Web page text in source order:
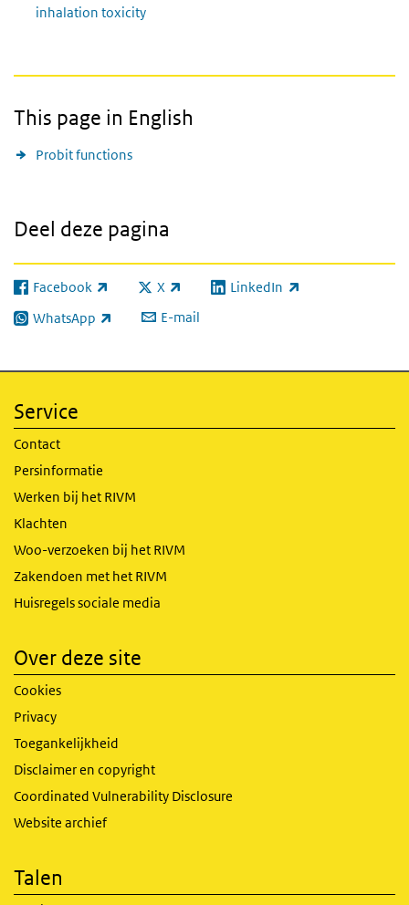
inhalation toxicity
This page in English
Probit functions
Deel deze pagina
Facebook
(externe link) X
(externe link) LinkedIn
(externe link)
WhatsApp
(externe link) E-mail
Service
Contact
Persinformatie
Werken bij het RIVM
Klachten
Woo-verzoeken bij het RIVM
Zakendoen met het RIVM
Huisregels sociale media
Over deze site
Cookies
Privacy
Toegankelijkheid
Disclaimer en copyright
Coordinated Vulnerability Disclosure
Website archief
Talen